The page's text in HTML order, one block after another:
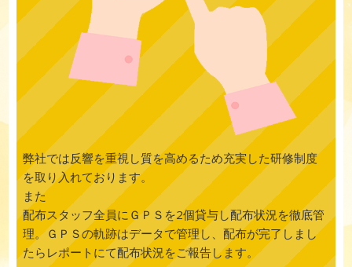
弊社では反響を重視し質を高めるため充実した研修制度
を取り入れております。
また
配布スタッフ全員にＧＰＳを2個貸与し配布状況を徹底管
理。ＧＰＳの軌跡はデータで管理し、配布が完了しまし
たらレポートにて配布状況をご報告します。